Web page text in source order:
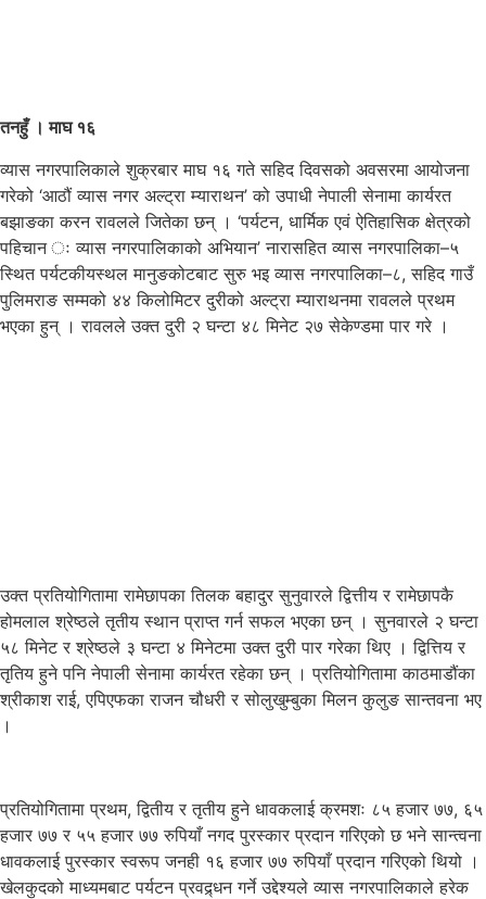
तनहुँ । माघ १६
व्यास नगरपालिकाले शुक्रबार माघ १६ गते सहिद दिवसको अवसरमा आयोजना
गरेको ‘आठौं व्यास नगर अल्ट्रा म्याराथन’ को उपाधी नेपाली सेनामा कार्यरत
बझाङका करन रावलले जितेका छन् । ‘पर्यटन, धार्मिक एवं ऐतिहासिक क्षेत्रको
पहिचान ः व्यास नगरपालिकाको अभियान’ नारासहित व्यास नगरपालिका–५
स्थित पर्यटकीयस्थल मानुङकोटबाट सुरु भइ व्यास नगरपालिका–८, सहिद गाउँ
पुलिमराङ सम्मको ४४ किलोमिटर दुरीको अल्ट्रा म्याराथनमा रावलले प्रथम
भएका हुन् । रावलले उक्त दुरी २ घन्टा ४८ मिनेट २७ सेकेण्डमा पार गरे ।
उक्त प्रतियोगितामा रामेछापका तिलक बहादुर सुनुवारले द्वित्तीय र रामेछापकै
होमलाल श्रेष्ठले तृतीय स्थान प्राप्त गर्न सफल भएका छन् । सुनवारले २ घन्टा
५८ मिनेट र श्रेष्ठले ३ घन्टा ४ मिनेटमा उक्त दुरी पार गरेका थिए । द्वित्तिय र
तृतिय हुने पनि नेपाली सेनामा कार्यरत रहेका छन् । प्रतियोगितामा काठमाडौंका
श्रीकाश राई, एपिएफका राजन चौधरी र सोलुखुम्बुका मिलन कुलुङ सान्तवना भए
।
प्रतियोगितामा प्रथम, द्वितीय र तृतीय हुने धावकलाई क्रमशः ८५ हजार ७७, ६५
हजार ७७ र ५५ हजार ७७ रुपियाँ नगद पुरस्कार प्रदान गरिएको छ भने सान्त्वना
धावकलाई पुरस्कार स्वरूप जनही १६ हजार ७७ रुपियाँ प्रदान गरिएको थियो ।
खेलकुदको माध्यमबाट पर्यटन प्रवद्र्धन गर्ने उद्देश्यले व्यास नगरपालिकाले हरेक